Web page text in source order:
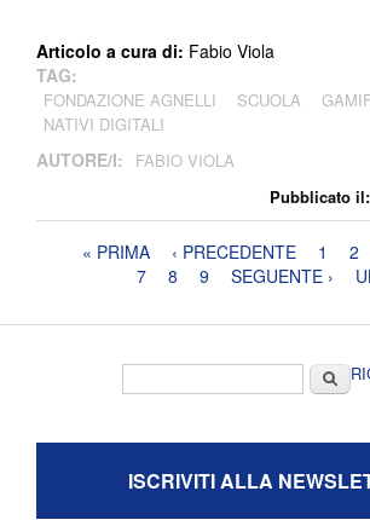
Pubblicato il:
Articolo a cura di: Fabio Viola
TAG:
FONDAZIONE AGNELLI SCUOLA
NATIVI DIGITALI
AUTORE/I: FABIO VIOLA
Pagine« PRIMA ‹ PRECEDENTE 1 2
7
8 9 SEGUENTE ›
Cerca
ISCRIVITI ALLA